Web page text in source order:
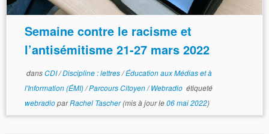
Semaine contre le racisme et
l’antisémitisme 21-27 mars 2022
dansCDI/Discipline : lettres/Éducation aux Médias et à
l'Information (ÉMI)/Parcours Citoyen/Webradio étiqueté
webradioparRachel Tascher(mis à jour le06 mai 2022)